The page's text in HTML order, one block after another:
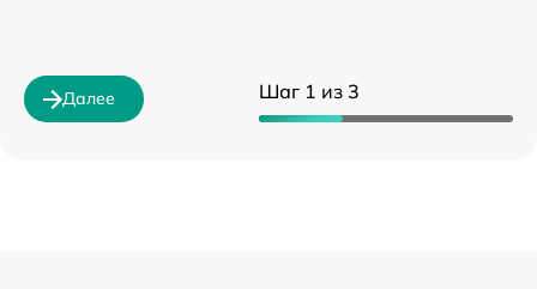
Шаг 1 из 3
Далее